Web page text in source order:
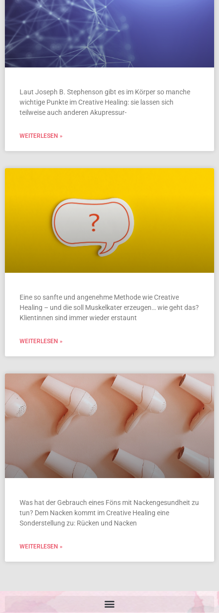
Laut Joseph B. Stephenson gibt es im Körper so manche
wichtige Punkte im Creative Healing: sie lassen sich
teilweise auch anderen Akupressur-
WEITERLESEN »
Eine so sanfte und angenehme Methode wie Creative
Healing – und die soll Muskelkater erzeugen… wie geht das?
Klientinnen sind immer wieder erstaunt
WEITERLESEN »
Was hat der Gebrauch eines Föns mit Nackengesundheit zu
tun? Dem Nacken kommt im Creative Healing eine
Sonderstellung zu: Rücken und Nacken
WEITERLESEN »